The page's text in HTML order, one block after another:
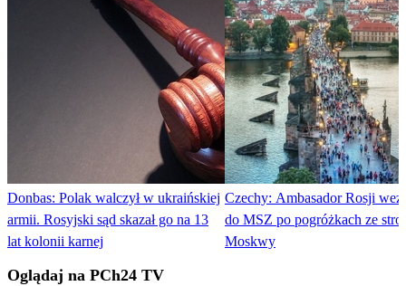
Donbas: Polak walczył w ukraińskiej
armii. Rosyjski sąd skazał go na 13
lat kolonii karnej
Czechy: Ambasador Rosji
do MSZ po pogróżkach ze
Moskwy
Oglądaj na PCh24 TV